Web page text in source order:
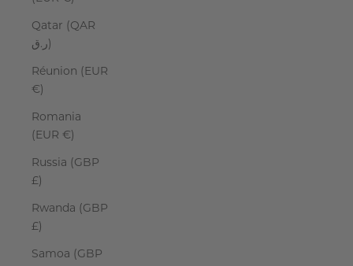
Qatar (QAR
ر.ق)
Réunion (EUR
€)
Romania
(EUR €)
Russia (GBP
£)
Rwanda (GBP
£)
Samoa (GBP